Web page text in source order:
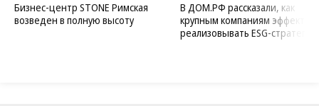
Бизнес-центр STONE Римская
возведен в полную высоту
В ДОМ.РФ рассказали, как
крупным компаниям
реализовывать ESG-стратегию